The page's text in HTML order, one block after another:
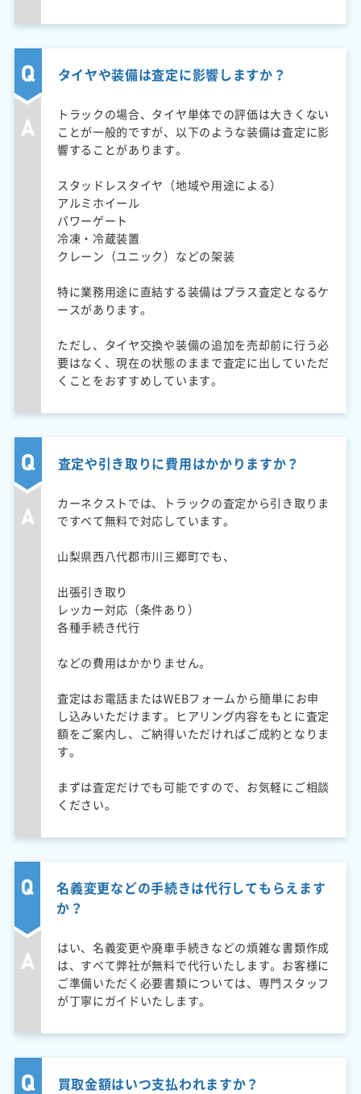
タイヤや装備は査定に影響しますか？
トラックの場合、タイヤ単体での評価は大きくない
ことが一般的ですが、以下のような装備は査定に影
響することがあります。
スタッドレスタイヤ（地域や用途による）
アルミホイール
パワーゲート
冷凍・冷蔵装置
クレーン（ユニック）などの架装
特に業務用途に直結する装備はプラス査定となるケ
ースがあります。
ただし、タイヤ交換や装備の追加を売却前に行う必
要はなく、現在の状態のままで査定に出していただ
くことをおすすめしています。
査定や引き取りに費用はかかりますか？
カーネクストでは、トラックの査定から引き取りま
ですべて無料で対応しています。
山梨県西八代郡市川三郷町でも、
出張引き取り
レッカー対応（条件あり）
各種手続き代行
などの費用はかかりません。
査定はお電話またはWEBフォームから簡単にお申
し込みいただけます。ヒアリング内容をもとに査定
額をご案内し、ご納得いただければご成約となりま
す。
まずは査定だけでも可能ですので、お気軽にご相談
ください。
名義変更などの手続きは代行してもらえます
か？
はい、名義変更や廃車手続きなどの煩雑な書類作成
は、すべて弊社が無料で代行いたします。お客様に
ご準備いただく必要書類については、専門スタッフ
が丁寧にガイドいたします。
買取金額はいつ支払われますか？